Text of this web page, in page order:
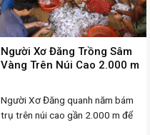
Người Xơ Đăng Trồng Sâm
Vàng Trên Núi Cao 2.000 m
Người Xơ Đăng quanh năm bám
trụ trên núi cao gần 2.000 m để